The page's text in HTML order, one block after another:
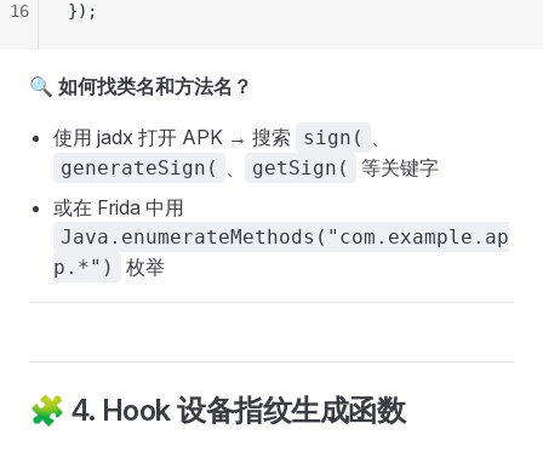
});
16
🔍 如何找类名和方法名？
使用 jadx 打开 APK → 搜索 sign( 、
generateSign( 、 getSign(
等关键字
或在 Frida 中用
Java.enumerateMethods("com.example.ap
p.*")
枚举
🧩 4. Hook 设备指纹生成函数